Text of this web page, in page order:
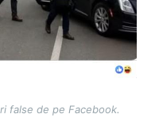
false de pe Facebook.